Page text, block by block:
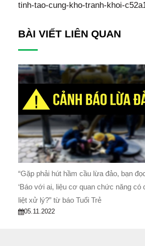
tinh-tao-cung-kho-tranh-khoi-
BÀI VIẾT LIÊN QUAN
“Gặp phải hút hầm cầu lừa đảo, bạn
‘Báo với ai, liệu cơ quan chức năng có
liệt xử lý?” từ báo Tuổi Trẻ
05.11.2022